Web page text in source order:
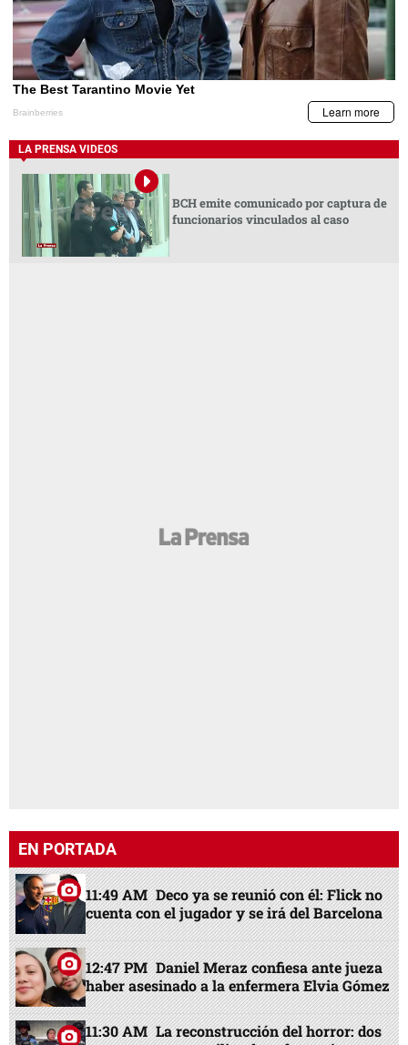
LA PRENSA VIDEOS
BCH emite comunicado por captura de
funcionarios vinculados al caso
EN PORTADA
11:49 AM Deco ya se reunió con él: Flick no
cuenta con el jugador y se irá del Barcelona
12:47 PM Daniel Meraz confiesa ante jueza
haber asesinado a la enfermera Elvia Gómez
11:30 AM La reconstrucción del horror: dos